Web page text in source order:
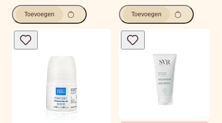
Toevoegen Toevoegen